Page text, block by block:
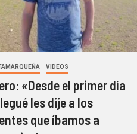
VIDEOS
«Desde el primer día
les dije a los
que íbamos a